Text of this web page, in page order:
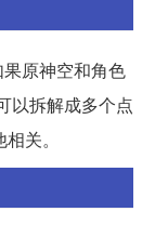
原神空和角色
以拆解成多个点
关。